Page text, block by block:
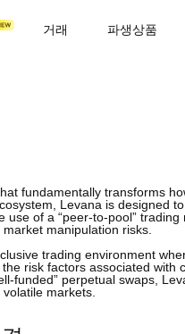
거래 파생상품
fundamentally transforms
Levana is designed
of a “peer-to-pool”
manipulation risks.
trading environment
risk factors associated with
funded” perpetual swaps,
markets.